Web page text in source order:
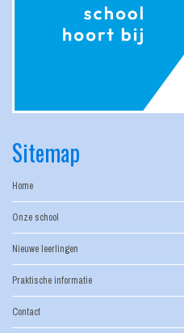
Sitemap
Home
Onze school
Nieuwe leerlingen
Praktische informatie
Contact